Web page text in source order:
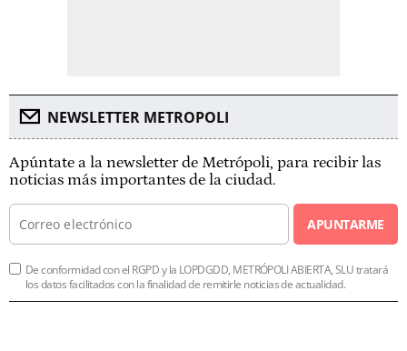
NEWSLETTER METROPOLI
Apúntate a la newsletter de Metrópoli, para recibir las
noticias más importantes de la ciudad.
APUNTARME
De conformidad con el RGPD y la LOPDGDD, METRÓPOLI ABIERTA, SLU tratará
los datos facilitados con la finalidad de remitirle noticias de actualidad.